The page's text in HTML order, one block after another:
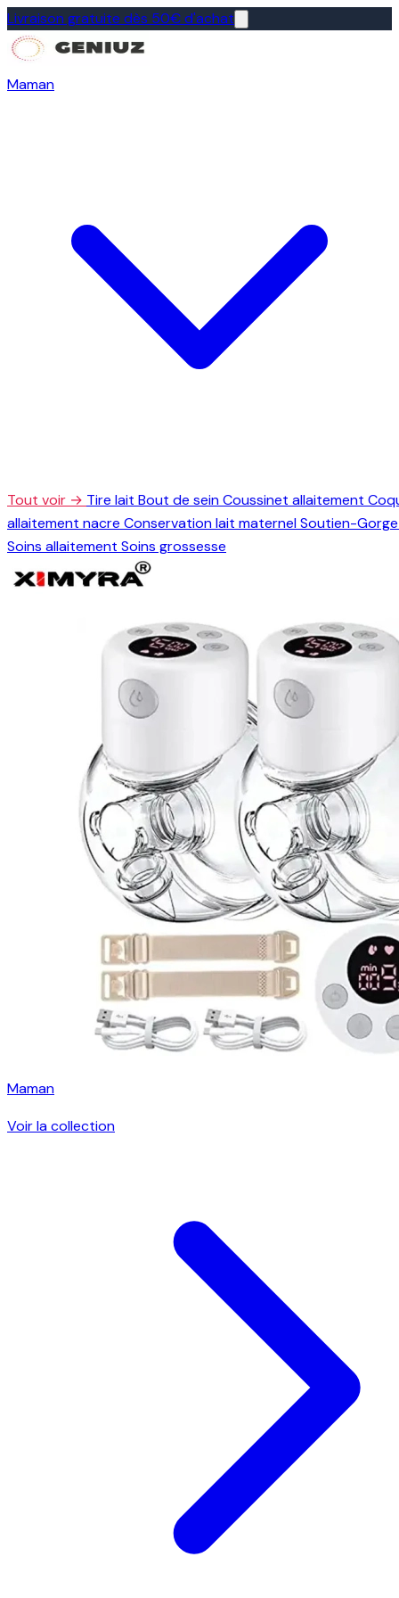
Livraison gratuite dès 50€ d'achat
Maman
Tout voir → Tire lait Bout de seinCoussinet allaitement
allaitement nacre Conservation lait maternelSoutien-
Soins allaitement Soins grossesse
Maman
Voir la collection